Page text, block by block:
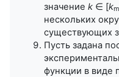
значение k ∈ [k
нескольких
существующих
Пусть задана
функции в виде